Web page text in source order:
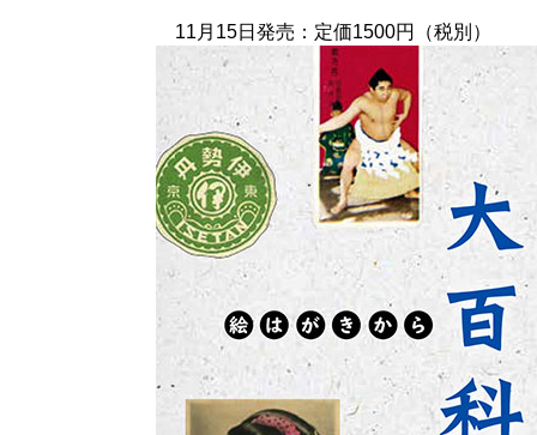
11月15日発売：定価1500円（税別）